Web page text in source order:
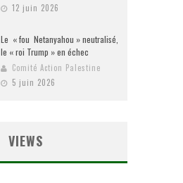
12 juin 2026
Le « fou Netanyahou » neutralisé,
le « roi Trump » en échec
Comité Action Palestine
5 juin 2026
VIEWS